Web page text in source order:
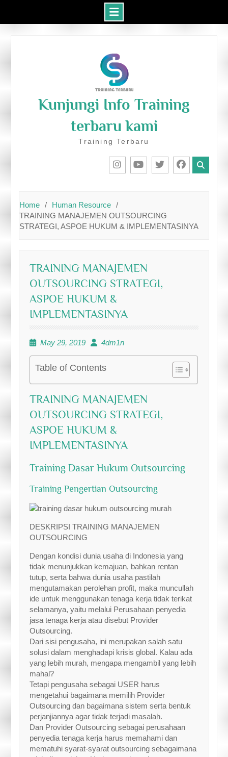
Kunjungi Info Training
terbaru kami
Training Terbaru
Home
Human Resource
TRAINING MANAJEMEN OUTSOURCING
STRATEGI, ASPOE HUKUM & IMPLEMENTASINYA
TRAINING MANAJEMEN
OUTSOURCING STRATEGI,
ASPOE HUKUM &
IMPLEMENTASINYA
May 29, 2019 4dm1n
Table of Contents
TRAINING MANAJEMEN
OUTSOURCING STRATEGI,
ASPOE HUKUM &
IMPLEMENTASINYA
Training Dasar Hukum Outsourcing
Training Pengertian Outsourcing
DESKRIPSI TRAINING MANAJEMEN
OUTSOURCING
Dengan kondisi dunia usaha di Indonesia yang
tidak menunjukkan kemajuan, bahkan rentan
tutup, serta bahwa dunia usaha pastilah
mengutamakan perolehan profit, maka muncullah
ide untuk menggunakan tenaga kerja tidak terikat
selamanya, yaitu melalui Perusahaan penyedia
jasa tenaga kerja atau disebut Provider
Outsourcing.
Dari sisi pengusaha, ini merupakan salah satu
solusi dalam menghadapi krisis global. Kalau ada
yang lebih murah, mengapa mengambil yang lebih
mahal?
Tetapi pengusaha sebagai USER harus
mengetahui bagaimana memilih Provider
Outsourcing dan bagaimana sistem serta bentuk
perjanjiannya agar tidak terjadi masalah.
Dan Provider Outsourcing sebagai perusahaan
penyedia tenaga kerja harus memahami dan
mematuhi syarat-syarat outsourcing sebagaimana